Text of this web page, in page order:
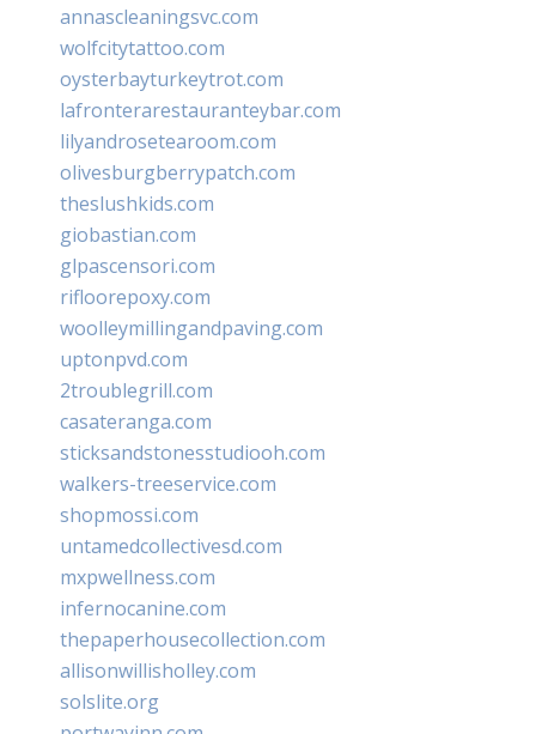
annascleaningsvc.com
wolfcitytattoo.com
oysterbayturkeytrot.com
lafronterarestauranteybar.com
lilyandrosetearoom.com
olivesburgberrypatch.com
theslushkids.com
giobastian.com
glpascensori.com
rifloorepoxy.com
woolleymillingandpaving.com
uptonpvd.com
2troublegrill.com
casateranga.com
sticksandstonesstudiooh.com
walkers-treeservice.com
shopmossi.com
untamedcollectivesd.com
mxpwellness.com
infernocanine.com
thepaperhousecollection.com
allisonwillisholley.com
solslite.org